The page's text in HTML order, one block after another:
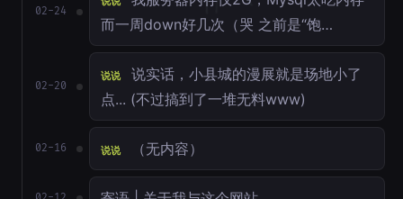
02-24
而一周down好几次（哭 之前是“饱…
02-20
说说
说实话，小县城的漫展就是场地小了
点... (不过搞到了一堆无料www)
02-16 说说 （无内容）